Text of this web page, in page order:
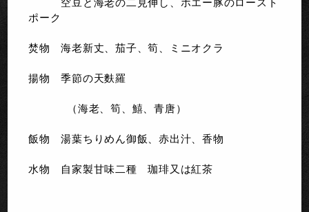
空豆と海老の二見伸し、ホエー豚のロースト
ポーク
焚物 海老新丈、茄子、筍、ミニオクラ
揚物 季節の天麩羅
（海老、筍、鱚、青唐）
飯物 湯葉ちりめん御飯、赤出汁、香物
水物 自家製甘味二種 珈琲又は紅茶